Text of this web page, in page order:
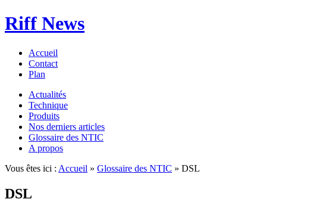
Riff News
Accueil
Contact
Plan
Actualités
Technique
Produits
Nos derniers articles
Glossaire des NTIC
A propos
Vous êtes ici : Accueil » Glossaire des NTIC » DSL
DSL